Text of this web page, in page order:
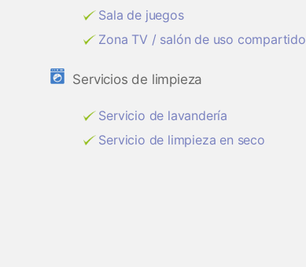
Sala de juegos
Zona TV / salón de uso compartido
Servicios de limpieza
Servicio de lavandería
Servicio de limpieza en seco